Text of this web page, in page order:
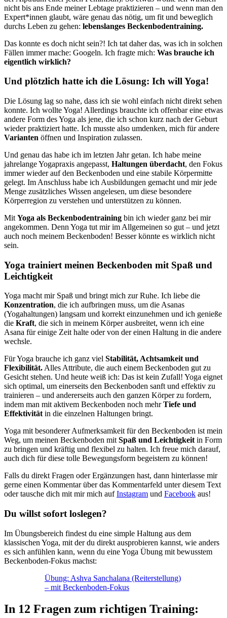
nicht bis ans Ende meiner Lebtage praktizieren – und wenn man den
Expert*innen glaubt, wäre genau das nötig, um fit und beweglich
durchs Leben zu gehen: lebenslanges Beckenbodentraining.
Das konnte es doch nicht sein?! Ich tat daher das, was ich in solchen
Fällen immer mache: Googeln. Ich fragte mich: Was brauche ich
eigentlich wirklich?
Und plötzlich hatte ich die Lösung: Ich will Yoga!
Die Lösung lag so nahe, dass ich sie wohl einfach nicht direkt sehen
konnte. Ich wollte Yoga! Allerdings brauchte ich offenbar eine etwas
andere Form des Yoga als jene, die ich schon kurz nach der Geburt
wieder praktiziert hatte. Ich musste also umdenken, mich für andere
Varianten öffnen und Inspiration zulassen.
Und genau das habe ich im letzten Jahr getan. Ich habe meine
jahrelange Yogapraxis angepasst, Haltungen überdacht, den Fokus
immer wieder auf den Beckenboden und eine stabile Körpermitte
gelegt. Im Anschluss habe ich Ausbildungen gemacht und mir jede
Menge zusätzliches Wissen angelesen, um diese besondere
Körperregion zu verstehen und unterstützen zu können.
Mit Yoga als Beckenbodentraining bin ich wieder ganz bei mir
angekommen. Denn Yoga tut mir im Allgemeinen so gut – und jetzt
auch noch meinem Beckenboden! Besser könnte es wirklich nicht
sein.
Yoga trainiert meinen Beckenboden mit Spaß und
Leichtigkeit
Yoga macht mir Spaß und bringt mich zur Ruhe. Ich liebe die
Konzentration, die ich aufbringen muss, um die Asanas
(Yogahaltungen) langsam und korrekt einzunehmen und ich genieße
die Kraft, die sich in meinem Körper ausbreitet, wenn ich eine
Asana für einige Zeit halte oder von der einen Haltung in die andere
wechsle.
Für Yoga brauche ich ganz viel Stabilität, Achtsamkeit und
Flexibilität.Alles Attribute, die auch einem Beckenboden gut zu
Gesicht stehen. Und heute weiß ich: Das ist kein Zufall! Yoga eignet
sich optimal, um einerseits den Beckenboden sanft und effektiv zu
trainieren – und andererseits auch den ganzen Körper zu fordern,
indem man mit aktivem Beckenboden noch mehrTiefe und
Effektivitätin die einzelnen Haltungen bringt.
Yoga mit besonderer Aufmerksamkeit für den Beckenboden ist mein
Weg, um meinen Beckenboden mitSpaß und Leichtigkeitin Form
zu bringen und kräftig und flexibel zu halten. Ich freue mich darauf,
auch dich für diese tolle Bewegungsform begeistern zu können!
Falls du direkt Fragen oder Ergänzungen hast, dann hinterlasse mir
gerne einen Kommentar über das Kommentarfeld unter diesem Text
oder tausche dich mit mir mich aufInstagram und Facebook aus!
Du willst sofort loslegen?
Im Übungsbereich findest du eine simple Haltung aus dem
klassischen Yoga, mit der du direkt ausprobieren kannst, wie anders
es sich anfühlen kann, wenn du eine Yoga Übung mit bewusstem
Beckenboden-Fokus machst:
Übung: Ashva Sanchalana (Reiter­stellung)
– mit Becken­boden-Fokus
In 12 Fragen zum richtigen Training: